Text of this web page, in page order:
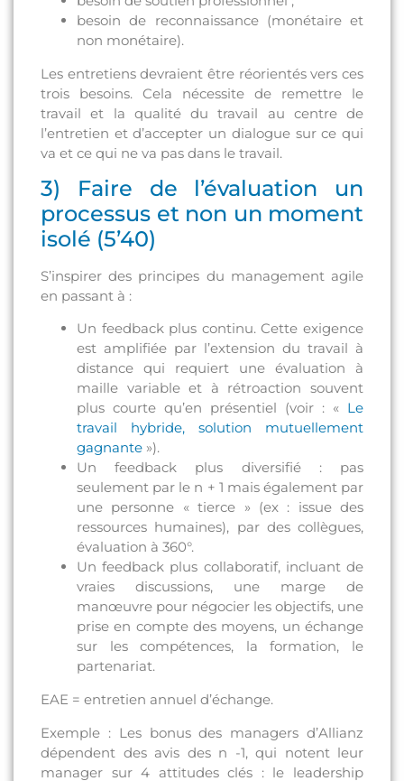
besoin de reconnaissance (monétaire et
non monétaire).
Les entretiens devraient être réorientés vers ces
trois besoins. Cela nécessite de remettre le
travail et la qualité du travail au centre de
l’entretien et d’accepter un dialogue sur ce qui
va et ce qui ne va pas dans le travail.
3) Faire de l’évaluation un
processus et non un moment
isolé (5’40)
S’inspirer des principes du management agile
en passant à :
Un feedback plus continu. Cette exigence
est amplifiée par l’extension du travail à
distance qui requiert une évaluation à
maille variable et à rétroaction souvent
plus courte qu’en présentiel (voir : « Le
travail hybride, solution mutuellement
gagnante »).
Un feedback plus diversifié : pas
seulement par le n + 1 mais également par
une personne « tierce » (ex : issue des
ressources humaines), par des collègues,
évaluation à 360°.
Un feedback plus collaboratif, incluant de
vraies discussions, une marge de
manœuvre pour négocier les objectifs, une
prise en compte des moyens, un échange
sur les compétences, la formation, le
partenariat.
EAE = entretien annuel d’échange.
Exemple : Les bonus des managers d’Allianz
dépendent des avis des n -1, qui notent leur
manager sur 4 attitudes clés : le leadership